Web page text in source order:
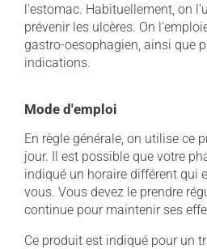
l'estomac. Habituellement, on
prévenir les ulcères. On
gastro-oesophagien, ainsi que
indications.
Mode d'emploi
En règle générale, on utilise ce
jour. Il est possible que votre
indiqué un horaire différent qui
vous. Vous devez le prendre
continue pour maintenir ses
Ce produit est indiqué pour un